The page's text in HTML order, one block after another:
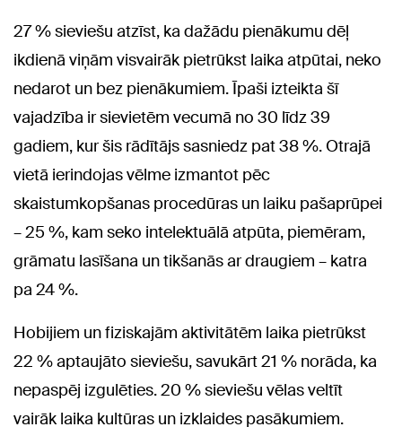
27 % sieviešu atzīst, ka dažādu pienākumu dēļ
ikdienā viņām visvairāk pietrūkst laika atpūtai, neko
nedarot un bez pienākumiem. Īpaši izteikta šī
vajadzība ir sievietēm vecumā no 30 līdz 39
gadiem, kur šis rādītājs sasniedz pat 38 %. Otrajā
vietā ierindojas vēlme izmantot pēc
skaistumkopšanas procedūras un laiku pašaprūpei
– 25 %, kam seko intelektuālā atpūta, piemēram,
grāmatu lasīšana un tikšanās ar draugiem – katra
pa 24 %.
Hobijiem un fiziskajām aktivitātēm laika pietrūkst
22 % aptaujāto sieviešu, savukārt 21 % norāda, ka
nepaspēj izgulēties. 20 % sieviešu vēlas veltīt
vairāk laika kultūras un izklaides pasākumiem.